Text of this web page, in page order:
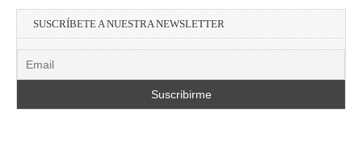
SUSCRÍBETE A NUESTRA NEWSLETTER